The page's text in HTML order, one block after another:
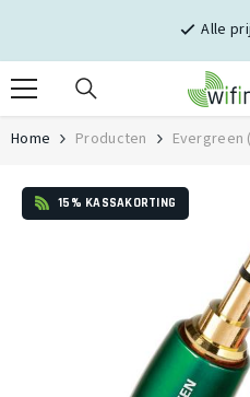
Alle
Home Producten Evergreen
15% KASSAKORTING